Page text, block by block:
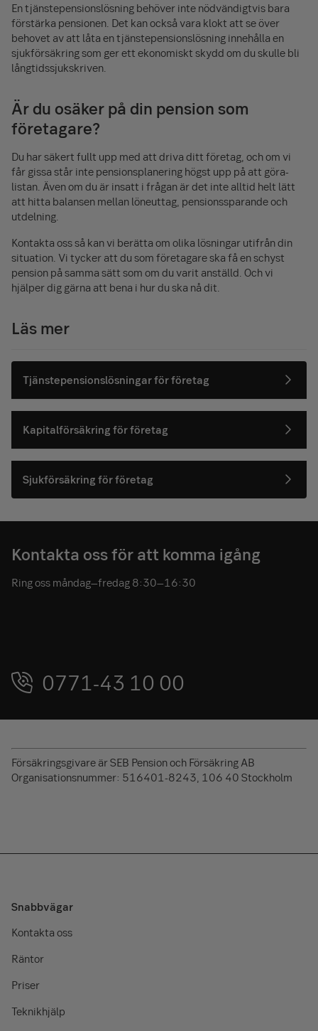
En tjänste­pensions­lösning behöver inte nödvändigtvis bara
förstärka pensionen. Det kan också vara klokt att se över
behovet av att låta en tjänste­pensions­lösning innehålla en
sjuk­försäkring som ger ett ekonomiskt skydd om du skulle bli
långtids­sjukskriven.
Är du osäker på din pension som
företagare?
Du har säkert fullt upp med att driva ditt företag, och om vi
får gissa står inte pensions­planering högst upp på att göra-
listan. Även om du är insatt i frågan är det inte alltid helt lätt
att hitta balansen mellan löneuttag, pensions­sparande och
utdelning.
Kontakta oss så kan vi berätta om olika lösningar utifrån din
situation. Vi tycker att du som företagare ska få en schyst
pension på samma sätt som om du varit anställd. Och vi
hjälper dig gärna att bena i hur du ska nå dit.
Läs mer
Tjänstepensionslösningar för företag
Kapitalförsäkring för företag
Sjukförsäkring för företag
Kontakta oss för att komma igång
Ring oss måndag–fredag 8:30–16:30
0771-43 10 00
Försäkringsgivare är SEB Pension och Försäkring AB
Organisationsnummer: 516401-8243, 106 40 Stockholm
Snabbvägar
Kontakta oss
Räntor
Priser
Teknikhjälp